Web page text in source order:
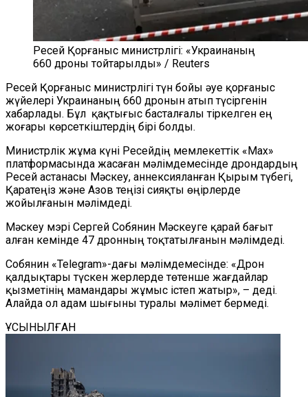
Ресей Қорғаныс министрлігі: «Украинаның
660 дроны тойтарылды» / Reuters
Ресей Қорғаныс министрлігі түн бойы әуе қорғаныс
жүйелері Украинаның 660 дронын атып түсіргенін
хабарлады. Бұл қақтығыс басталғалы тіркелген ең
жоғары көрсеткіштердің бірі болды.
Министрлік жұма күні Ресейдің мемлекеттік «Max»
платформасында жасаған мәлімдемесінде дрондардың
Ресей астанасы Мәскеу, аннексияланған Қырым түбегі,
Қаратеңіз және Азов теңізі сияқты өңірлерде
жойылғанын мәлімдеді.
Мәскеу мэрі Сергей Собянин Мәскеуге қарай бағыт
алған кемінде 47 дронның тоқтатылғанын мәлімдеді.
Собянин «Telegram»-дағы мәлімдемесінде: «Дрон
қалдықтары түскен жерлерде төтенше жағдайлар
қызметінің мамандары жұмыс істеп жатыр», – деді.
Алайда ол адам шығыны туралы мәлімет бермеді.
ҰСЫНЫЛҒАН